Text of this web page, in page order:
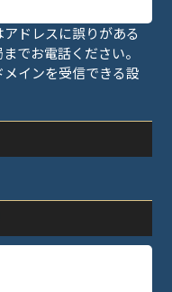
ドレスに誤りがある
でお電話ください。
インを受信できる設